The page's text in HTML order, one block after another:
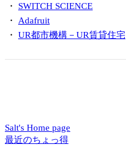
・ SWITCH SCIENCE
・ Adafruit
・ UR都市機構－UR賃貸住宅
Salt's Home page
最近のちょっ得